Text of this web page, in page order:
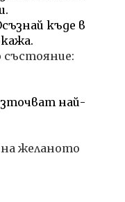
къде в
състояние:
най-
на желаното